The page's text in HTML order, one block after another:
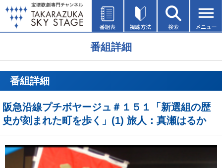
番組詳細
番組詳細
阪急沿線プチボヤージュ＃１５１「新選組の歴
史が刻まれた町を歩く」(1) 旅人：真瀬はるか